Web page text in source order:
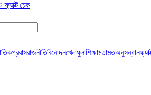
ফ্যাক্ট চেক
প্রবাসরাজনীতিবিনোদনখেলাধুলাশিক্ষামতামতঅনুসন্ধান